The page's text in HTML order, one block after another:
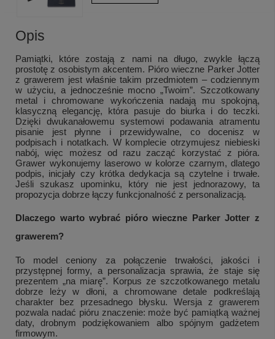
Opis
Pamiątki, które zostają z nami na długo, zwykle łączą
prostotę z osobistym akcentem. Pióro wieczne Parker Jotter
z grawerem jest właśnie takim przedmiotem – codziennym
w użyciu, a jednocześnie mocno „Twoim”. Szczotkowany
metal i chromowane wykończenia nadają mu spokojną,
klasyczną elegancję, która pasuje do biurka i do teczki.
Dzięki dwukanałowemu systemowi podawania atramentu
pisanie jest płynne i przewidywalne, co docenisz w
podpisach i notatkach. W komplecie otrzymujesz niebieski
nabój, więc możesz od razu zacząć korzystać z pióra.
Grawer wykonujemy laserowo w kolorze czarnym, dlatego
podpis, inicjały czy krótka dedykacja są czytelne i trwałe.
Jeśli szukasz upominku, który nie jest jednorazowy, ta
propozycja dobrze łączy funkcjonalność z personalizacją.
Dlaczego warto wybrać pióro wieczne Parker Jotter z
grawerem?
To model ceniony za połączenie trwałości, jakości i
przystępnej formy, a personalizacja sprawia, że staje się
prezentem „na miarę”. Korpus ze szczotkowanego metalu
dobrze leży w dłoni, a chromowane detale podkreślają
charakter bez przesadnego błysku. Wersja z grawerem
pozwala nadać pióru znaczenie: może być pamiątką ważnej
daty, drobnym podziękowaniem albo spójnym gadżetem
firmowym.